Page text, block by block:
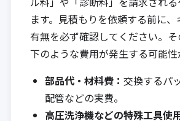
ます。見積もりを依頼する前に
有無を必ず確認してください。
下のような費用が発生する可能性
部品代・材料費： 交換するパ
配管などの実費。
高圧洗浄機などの特殊工具使